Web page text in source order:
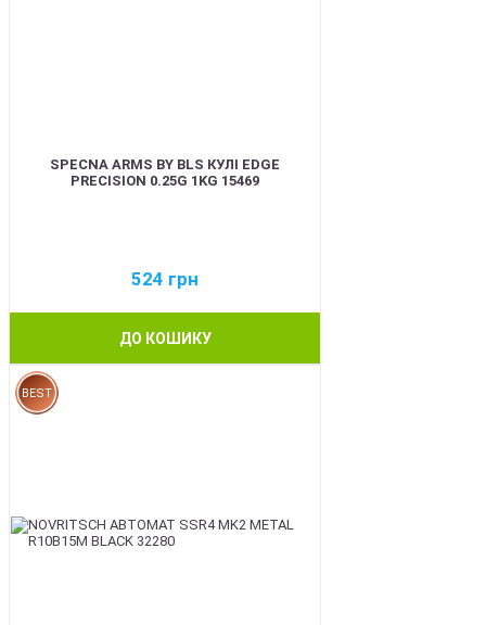
SPECNA ARMS BY BLS КУЛІ EDGE
PRECISION 0.25G 1KG 15469
524 грн
ДО КОШИКУ
BEST